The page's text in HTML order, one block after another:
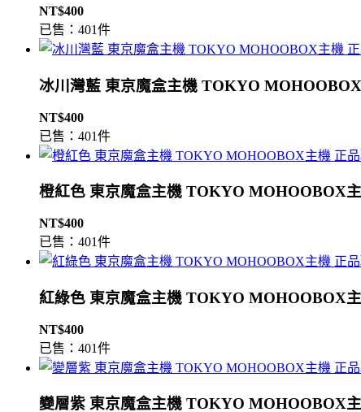
NT$400
已售：401件
冰川灣藍 東京魔盒主機 TOKYO
NT$400
已售：401件
橙紅色 東京魔盒主機 TOKYO MOHOOBOX
NT$400
已售：401件
紅綠色 東京魔盒主機 TOKYO MOHOOBOX
NT$400
已售：401件
變層紫 東京魔盒主機 TOKYO MOHOOBOX